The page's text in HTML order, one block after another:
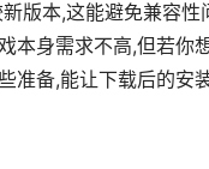
版本,这能避免兼容
本身需求不高,但若你
备,能让下载后的安